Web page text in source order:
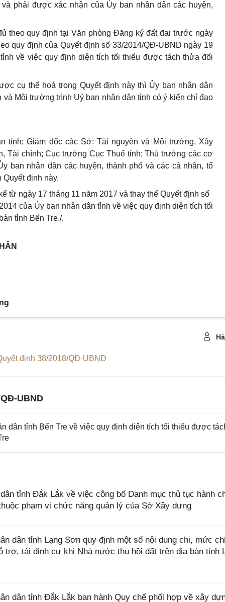
phải được xác nhận của Ủy ban nhân dân các huyện,
theo quy định tại Văn phòng Đăng ký đất đai trước ngày
quy định của Quyết định số 33/2014/QĐ-UBND ngày 19
về việc quy định diện tích tối thiểu được tách thửa đối
cụ thể hoá trong Quyết định này thì Ủy ban nhân dân
Môi trường trình Uỷ ban nhân dân tỉnh có ý kiến chỉ đạo
tỉnh; Giám đốc các Sở: Tài nguyên và Môi trường, Xây
Tài chính; Cục trưởng Cục Thuế tỉnh; Thủ trưởng các cơ
ban nhân dân các huyện, thành phố và các cá nhân, tổ
định này.
từ ngày 17 tháng 11 năm 2017 và thay thế Quyết định số
của Ủy ban nhân dân tỉnh về việc quy định diện tích tối
tỉnh Bến Tre./.
định 38/2018/QĐ-UBND
UBND
dân tỉnh Bến Tre về việc quy định diện tích tối thiểu được
tỉnh Đắk Lắk về việc công bố Danh mục thủ tục hành
phạm vi chức năng quản lý của Sở Xây dựng
dân tỉnh Lạng Sơn quy định một số nội dung chi, mức
tái định cư khi Nhà nước thu hồi đất trên địa bàn tỉnh
dân tỉnh Đắk Lắk ban hành Quy chế phối hợp về xây